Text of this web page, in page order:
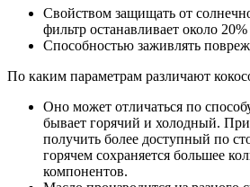
Свойством защищать от
фильтр останавливает около
Способностью заживлять
По каким параметрам различают
Оно может отличаться по
бывает горячий и холодный.
получить более доступный по
горячем сохраняется большее
компонентов.